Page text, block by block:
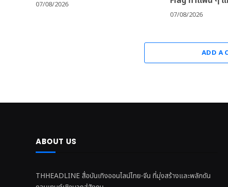
07/08/2026
07/08/2026
ADD A
ABOUT US
THHEADLINE สื่อบันเทิงออนไลน์ไทย-จีน ที่มุ่งสร้างและพลักดัน